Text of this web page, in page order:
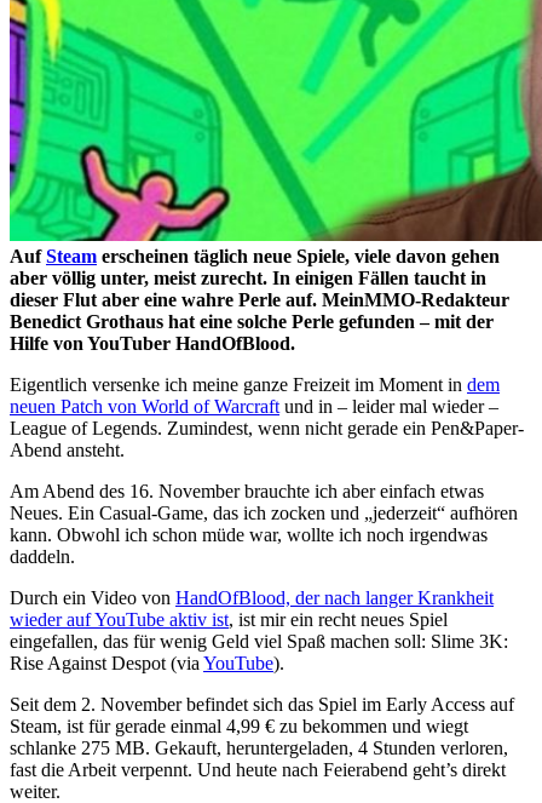
AufSteam erscheinen täglich neue Spiele, viele davon gehen
aber völlig unter, meist zurecht. In einigen Fällen taucht in
dieser Flut aber eine wahre Perle auf. MeinMMO-Redakteur
Benedict Grothaus hat eine solche Perle gefunden – mit der
Hilfe von YouTuber HandOfBlood.
Eigentlich versenke ich meine ganze Freizeit im Moment in dem
neuen Patch von World of Warcraft und in – leider mal wieder –
League of Legends. Zumindest, wenn nicht gerade ein Pen&Paper-
Abend ansteht.
Am Abend des 16. November brauchte ich aber einfach etwas
Neues. Ein Casual-Game, das ich zocken und „jederzeit“ aufhören
kann. Obwohl ich schon müde war, wollte ich noch irgendwas
daddeln.
Durch ein Video von HandOfBlood, der nach langer Krankheit
wieder auf YouTube aktiv ist, ist mir ein recht neues Spiel
eingefallen, das für wenig Geld viel Spaß machen soll: Slime 3K:
Rise Against Despot (via YouTube).
Seit dem 2. November befindet sich das Spiel im Early Access auf
Steam, ist für gerade einmal 4,99 € zu bekommen und wiegt
schlanke 275 MB. Gekauft, heruntergeladen, 4 Stunden verloren,
fast die Arbeit verpennt. Und heute nach Feierabend geht’s direkt
weiter.